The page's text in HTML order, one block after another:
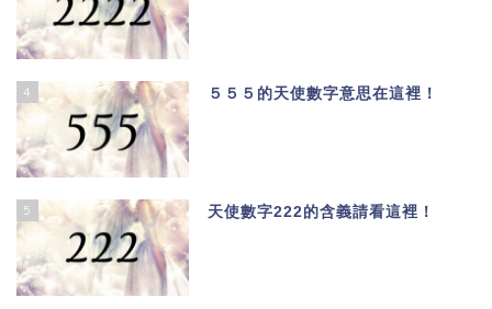
4 ５５５的天使數字意思在這裡！
5 天使數字222的含義請看這裡！